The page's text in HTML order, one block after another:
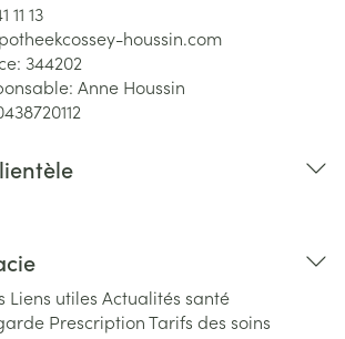
11 13
houssin.com
344202
Anne Houssin
Liens utiles Actualités santé
PrescriptionTarifs des soins